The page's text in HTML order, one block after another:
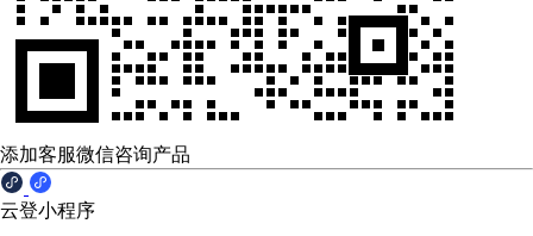
添加客服微信咨询产品
云登小程序